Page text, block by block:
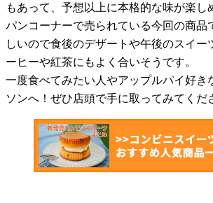
もあって、予想以上に本格的な味が楽し
パンコーナーで売られている今回の商品
しいので食後のデザートや午後のスイー
ーヒーや紅茶にもよく合いそうです。
一度食べてみたい人やアップルパイ好き
ソンへ！ぜひ店頭で手に取ってみてくだ